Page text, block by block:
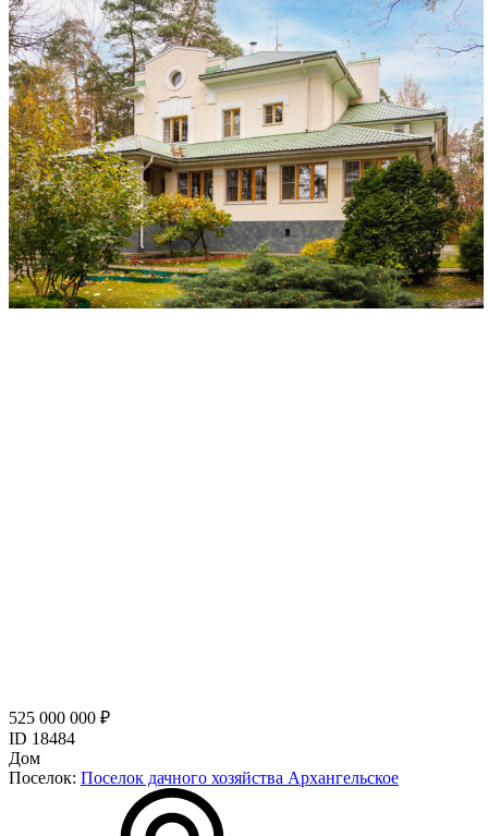
525 000 000 ₽
ID 18484
Дом
Поселок: Поселок дачного хозяйства Архангельское